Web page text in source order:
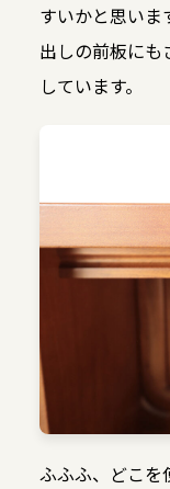
すいかと思いま
出しの前板にも
しています。
ふふふ、どこを